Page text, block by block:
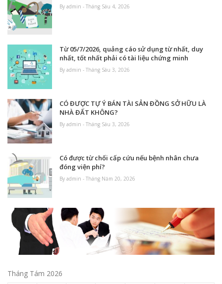
By admin - Tháng Sáu 4, 2026
Từ 05/7/2026, quảng cáo sử dụng từ nhất, duy
nhất, tốt nhất phải có tài liệu chứng minh
By admin - Tháng Sáu 3, 2026
CÓ ĐƯỢC TỰ Ý BÁN TÀI SẢN ĐỒNG SỞ HỮU LÀ
NHÀ ĐẤT KHÔNG?
By admin - Tháng Sáu 3, 2026
Có được từ chối cấp cứu nếu bệnh nhân chưa
đóng viện phí?
By admin - Tháng Năm 20, 2026
Tháng Tám 2026